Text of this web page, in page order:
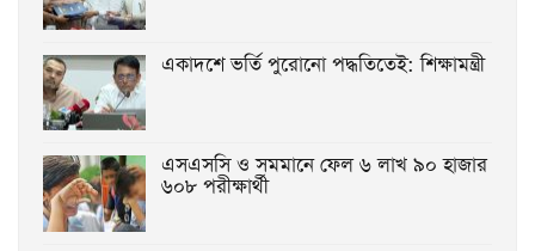
একাদশে ভর্তি পুরোনো পদ্ধতিতেই: শিক্ষামন্ত্রী
এসএসসি ও সমমানে ফেল ৬ লাখ ৯০ হাজার
৬০৮ পরীক্ষার্থী